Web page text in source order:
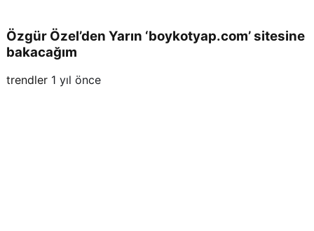
Özgür Özel’den Yarın ‘boykotyap.com’ sitesine
bakacağım
trendler 1 yıl önce